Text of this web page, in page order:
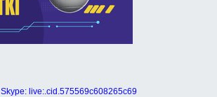
Skype: live:.cid.575569c608265c69